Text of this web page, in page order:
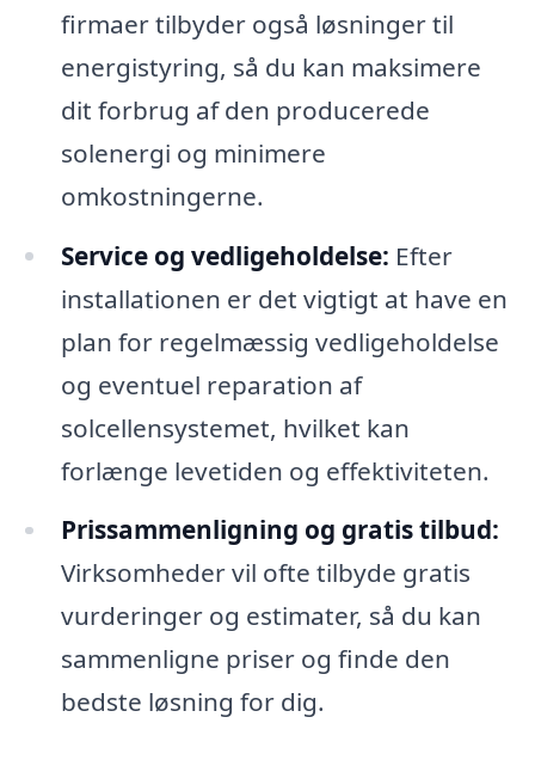
firmaer tilbyder også løsninger til
energistyring, så du kan maksimere
dit forbrug af den producerede
solenergi og minimere
omkostningerne.
Service og vedligeholdelse: Efter
installationen er det vigtigt at have en
plan for regelmæssig vedligeholdelse
og eventuel reparation af
solcellensystemet, hvilket kan
forlænge levetiden og effektiviteten.
Prissammenligning og gratis tilbud:
Virksomheder vil ofte tilbyde gratis
vurderinger og estimater, så du kan
sammenligne priser og finde den
bedste løsning for dig.